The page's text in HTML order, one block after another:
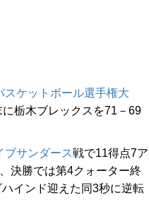
ケットボール選手権大
栃木ブレックスを71－69
ブサンダース戦で11得点7ア
決勝では第4クォーター終
インド迎えた同3秒に逆転